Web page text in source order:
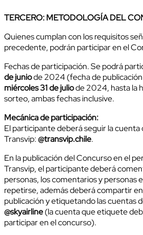
TERCERO: METODOLOGÍA DEL
Quienes cumplan con los requisitos
precedente, podrán participar en el
Fechas de participación. Se podrá
de juniode 2024 (fecha de
miércoles 31 de juliode 2024, hasta la
sorteo, ambas fechas inclusive.
Mecánica de participación:
El participante deberá seguir la cuenta
Transvip:@transvip.chile.
En la publicación del Concurso en el
Transvip, el participante deberá
personas, los comentarios y personas
repetirse, además deberá compartir
publicación y etiquetando las cuentas
@skyairline(la cuenta que etiquete
participar en el concurso).